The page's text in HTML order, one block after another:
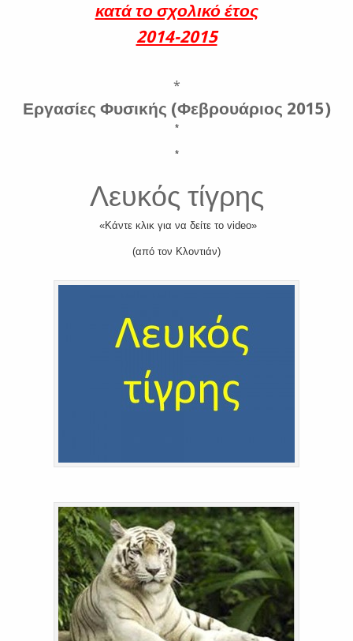
κατά το σχολικό έτος
2014-2015
*
Εργασίες Φυσικής (Φεβρουάριος 2015)
*
*
Λευκός τίγρης
«Κάντε κλικ για να δείτε το video»
(από τον Κλοντιάν)